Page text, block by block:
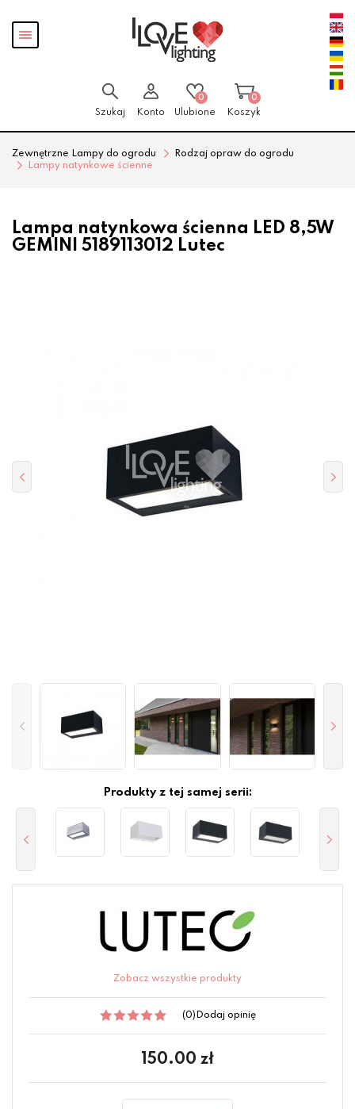
Pokaż
menu
Szukaj Konto
0
Ulubione
0
Koszyk
Zewnętrzne Lampy do ogrodu
Rodzaj opraw do ogrodu
Lampy natynkowe ścienne
Lampa natynkowa ścienna LED 8,5W
GEMINI 5189113012 Lutec
Produkty z tej samej serii:
Zobacz wszystkie produkty
(0) Dodaj opinię
150.00 zł